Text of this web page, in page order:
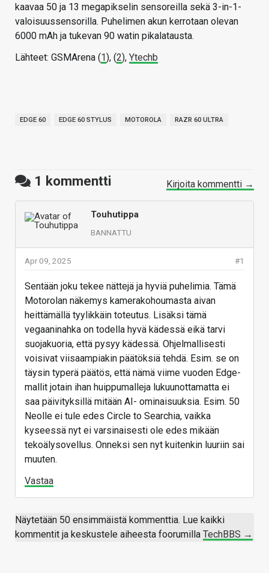
kaavaa 50 ja 13 megapikselin sensoreilla sekä 3-in-1-
valoisuussensorilla. Puhelimen akun kerrotaan olevan
6000 mAh ja tukevan 90 watin pikalatausta.
Lähteet: GSMArena (1), (2), Ytechb
EDGE 60 EDGE 60 STYLUS MOTOROLA RAZR 60 ULTRA
1 kommentti Kirjoita kommentti →
Touhutippa
BANNATTU
#1
Apr 09, 2025
Sentään joku tekee nättejä ja hyviä puhelimia. Tämä
Motorolan näkemys kamerakohoumasta aivan
heittämällä tyylikkäin toteutus. Lisäksi tämä
vegaaninahka on todella hyvä kädessä eikä tarvi
suojakuoria, että pysyy kädessä. Ohjelmallisesti
voisivat viisaampiakin päätöksiä tehdä. Esim. se on
täysin typerä päätös, että nämä viime vuoden Edge-
mallit jotain ihan huippumalleja lukuunottamatta ei
saa päivityksillä mitään AI- ominaisuuksia. Esim. 50
Neolle ei tule edes Circle to Searchia, vaikka
kyseessä nyt ei varsinaisesti ole edes mikään
tekoälysovellus. Onneksi sen nyt kuitenkin luuriin sai
muuten.
Vastaa
Näytetään 50 ensimmäistä kommenttia. Lue kaikki
kommentit ja keskustele aiheesta foorumilla TechBBS →